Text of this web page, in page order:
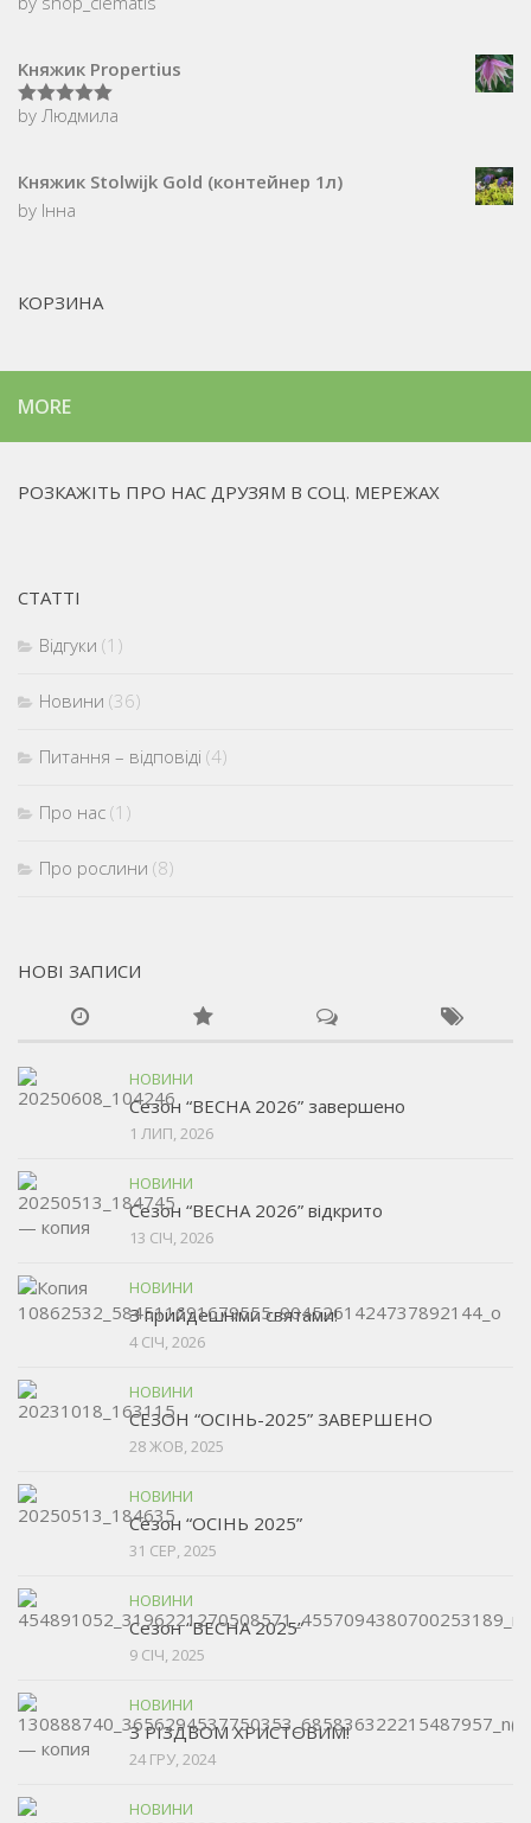
Kняжик Propertius
5з 5
by Людмила
Княжик Stolwijk Gold (контейнер 1л)
by Інна
КОРЗИНА
MORE
РОЗКАЖІТЬ ПРО НАС ДРУЗЯМ В СОЦ. МЕРЕЖАХ
СТАТТІ
Відгуки (1)
Новини (36)
Питання – відповіді (4)
Про нас (1)
Про рослини (8)
НОВІ ЗАПИСИ
НОВИНИ
Сезон “ВЕСНА 2026” завершено
1 ЛИП, 2026
НОВИНИ
Сезон “ВЕСНА 2026” відкрито
13 СІЧ, 2026
НОВИНИ
З прийдешніми святами!
4 СІЧ, 2026
НОВИНИ
СЕЗОН “ОСІНЬ-2025” ЗАВЕРШЕНО
28 ЖОВ, 2025
НОВИНИ
Сезон “ОСІНЬ 2025”
31 СЕР, 2025
НОВИНИ
Сезон “ВЕСНА 2025”
9 СІЧ, 2025
НОВИНИ
З РІЗДВОМ ХРИСТОВИМ!
24 ГРУ, 2024
НОВИНИ